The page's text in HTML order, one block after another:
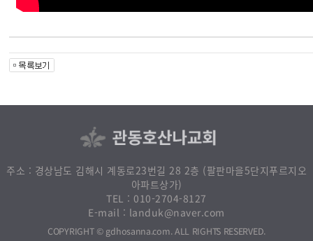
주소 : 경상남도 김해시 계동로23번길 28 2층 (팔판마을5단지푸르지오
아파트상가)
TEL : 010-2704-8127
E-mail : landuk@naver.com
COPYRIGHT © gdhosanna.com. ALL RIGHTS RESERVED.